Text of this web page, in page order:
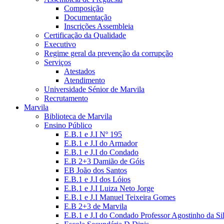
Composição
Documentação
Inscrições Assembleia
Certificação da Qualidade
Executivo
Regime geral da prevenção da corrupção
Serviços
Atestados
Atendimento
Universidade Sénior de Marvila
Recrutamento
Marvila
Biblioteca de Marvila
Ensino Público
E.B.1 e J.I Nº 195
E.B.1 e J.I do Armador
E.B.1 e J.I do Condado
E.B 2+3 Damião de Góis
EB João dos Santos
E.B.1 e J.I dos Lóios
E.B.1 e J.I Luiza Neto Jorge
E.B.1 e J.I Manuel Teixeira Gomes
E.B 2+3 de Marvila
E.B.1 e J.I do Condado Professor Agostinho da